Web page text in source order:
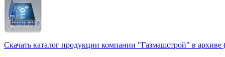
Скачать каталог продукции компании "Газмашстрой" в архиве